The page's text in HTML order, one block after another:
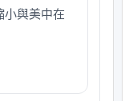
小與美中在